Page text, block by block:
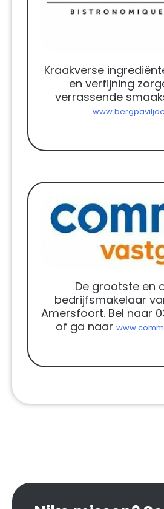
Kraakverse
en verfijning
verrassende
De grootste en
bedrijfsmakelaar
Amersfoort. Bel naar
of ga naar